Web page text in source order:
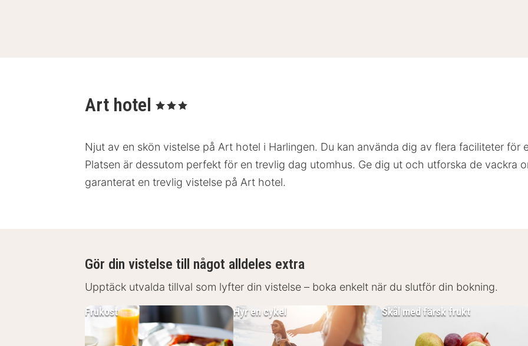
Art hotel , 3 Stjärnor
Njut av en skön vistelse på Art hotel i Harlingen. Du kan använda dig av flera faciliteter för
Platsen är dessutom perfekt för en trevlig dag utomhus. Ge dig ut och utforska de vackra
garanterat en trevlig vistelse på Art hotel.
Gör din vistelse till något alldeles extra
Upptäck utvalda tillval som lyfter din vistelse – boka enkelt när du slutför din bokning.
Hyr en cykel
Skål med färsk frukt
Frukost